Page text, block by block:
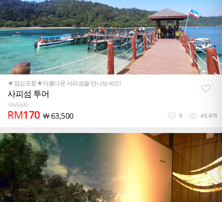
★점심포함★아름다운 사피섬을 만나보세요!
사피섬 투어
RM200
RM170 ￦63,500 9 49,476